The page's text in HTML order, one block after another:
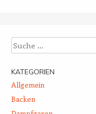
Suche
KATEGORIEN
Allgemein
Backen